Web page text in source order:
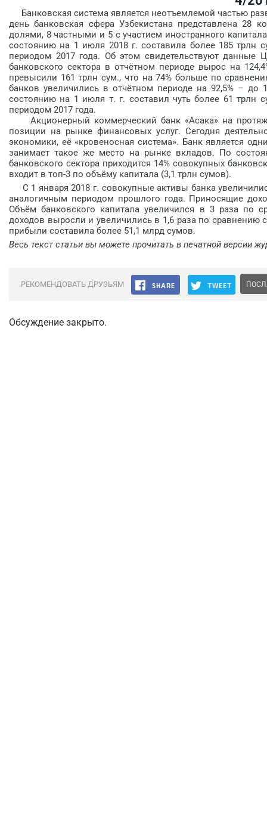
Банковская система является неотъемлемой частью
день банковская сфера Узбекистана представлена 28
долями, 8 частными и 5 с участием иностранного
состоянию на 1 июля 2018 г. составила более 185
периодом 2017 года. Об этом свидетельствуют данные
банковского сектора в отчётном периоде вырос на
превысили 161 трлн сум., что на 74% больше по
банков увеличились в отчётном периоде на 92,5% –
состоянию на 1 июля т. г. составил чуть более 61
периодом 2017 года.
Акционерный коммерческий банк «Асака» на
позиции на рынке финансовых услуг. Сегодня
экономики, её «кровеносная система». Банк является
занимает такое же место на рынке вкладов. По
банковского сектора приходится 14% совокупных
входит в топ-3 по объёму капитала (3,1 ­трлн сумов).
С 1 января 2018 г. совокупные активы банка
аналогичным периодом прошлого года. Приносящие
Объём банковского капитала увеличился в 3 раза по
доходов выросли и увеличились в 1,6 раза по
прибыли составила более 51,1 млрд сумов.
Весь текст статьи вы можете прочитать в печатной версии
РЕКОМЕНДОВАТЬ ДРУЗЬЯМ
Обсуждение закрыто.